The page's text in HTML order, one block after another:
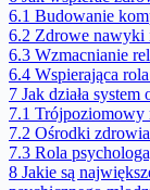
6.1 Budowanie
6.2 Zdrowe nawyki
6.3 Wzmacnianie
6.4 Wspierająca
7 Jak działa
7.1 Trójpoziomowy
7.2 Ośrodki
7.3 Rola
8 Jakie są